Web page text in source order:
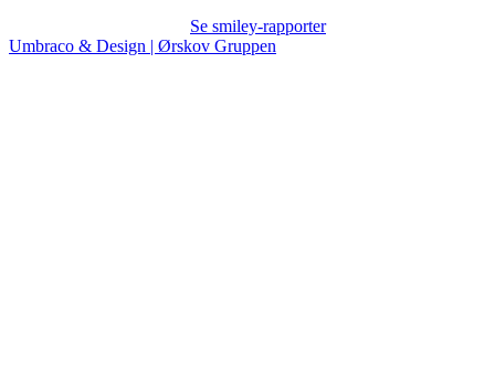
Se smiley-rapporter
Umbraco & Design | Ørskov Gruppen